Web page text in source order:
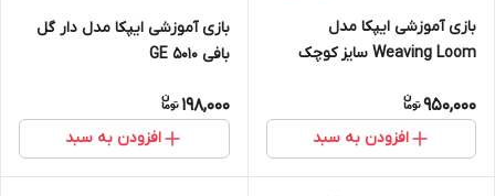
بازی آموزشی ایپکا مدل
Weaving Loom سایز کوچک
950,000
افزودن به سبد
بازی آموزشی ایپکا مدل دار گل
بافی GE 5010
198,000
افزودن به سبد